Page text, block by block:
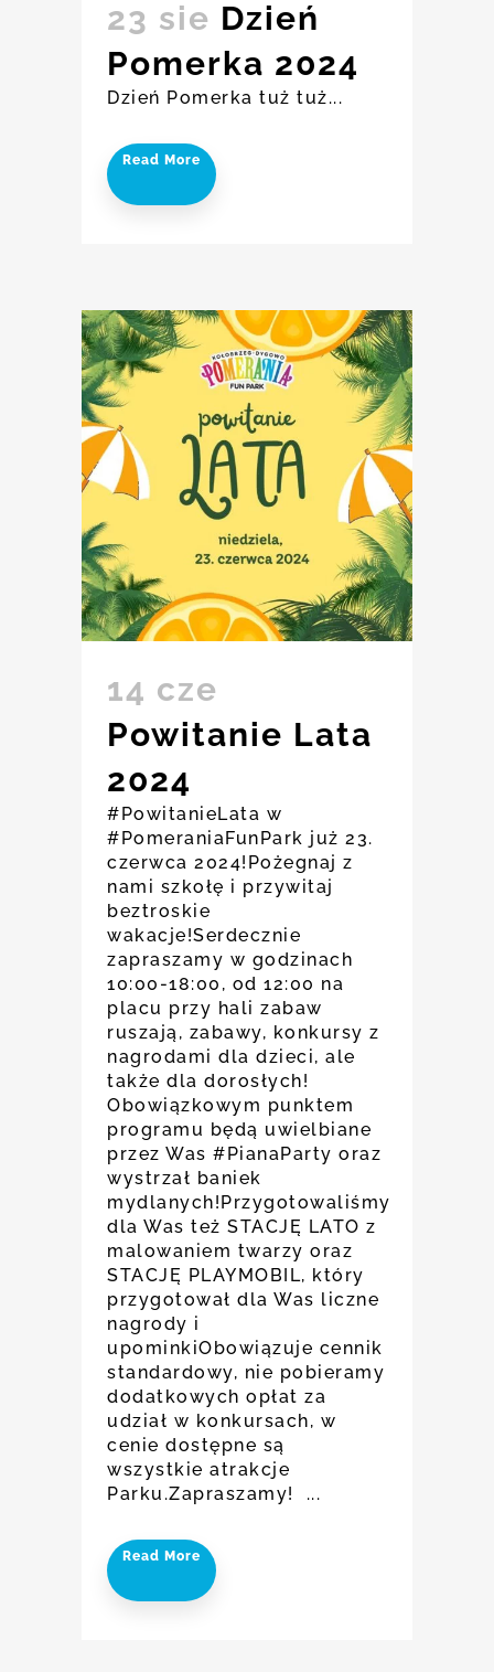
23 sie Dzień
Pomerka 2024
Dzień Pomerka tuż tuż...
Read More
14 cze
Powitanie Lata
2024
#PowitanieLata w
#PomeraniaFunPark już 23.
czerwca 2024!Pożegnaj z
nami szkołę i przywitaj
beztroskie
wakacje!Serdecznie
zapraszamy w godzinach
10:00-18:00, od 12:00 na
placu przy hali zabaw
ruszają, zabawy, konkursy z
nagrodami dla dzieci, ale
także dla dorosłych!
Obowiązkowym punktem
programu będą uwielbiane
przez Was #PianaParty oraz
wystrzał baniek
mydlanych!Przygotowaliśmy
dla Was też STACJĘ LATO z
malowaniem twarzy oraz
STACJĘ PLAYMOBIL, który
przygotował dla Was liczne
nagrody i
upominkiObowiązuje cennik
standardowy, nie pobieramy
dodatkowych opłat za
udział w konkursach, w
cenie dostępne są
wszystkie atrakcje
Parku.Zapraszamy! ...
Read More